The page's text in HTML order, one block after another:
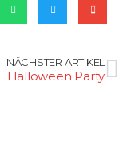
NÄCHSTER ARTIKEL
Halloween Party